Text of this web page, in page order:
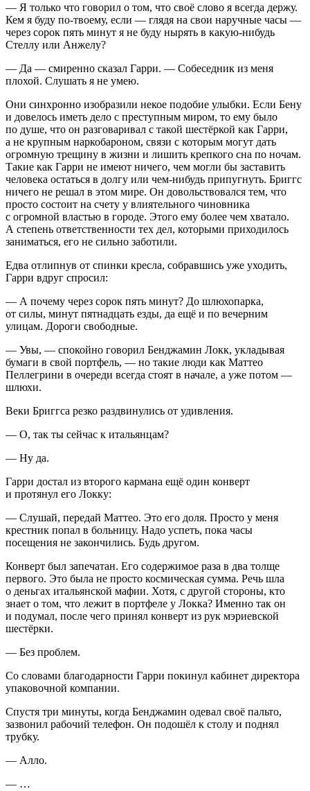
— Я только что говорил о том, что своё слово я всегда держу.
Кем я буду по-твоему, если — глядя на свои наручные часы —
через сорок пять минут я не буду нырять в какую-нибудь
Стеллу или Анжелу?
— Да — смиренно сказал Гарри. — Собеседник из меня
плохой. Слушать я не умею.
Они синхронно изобразили некое подобие улыбки. Если Бену
и довелось иметь дело с преступным миром, то ему было
по душе, что он разговаривал с такой шестёркой как Гарри,
а не крупным наркобароном, связи с которым могут дать
огромную трещину в жизни и лишить крепкого сна по ночам.
Такие как Гарри не имеют ничего, чем могли бы заставить
человека остаться в долгу или чем-нибудь припугнуть. Бриггс
ничего не решал в этом мире. Он довольствовался тем, что
просто состоит на счету у влиятельного чиновника
с огромной властью в городе. Этого ему более чем хватало.
А степень ответственности тех дел, которыми приходилось
заниматься, его не сильно заботили.
Едва отлипнув от спинки кресла, собравшись уже уходить,
Гарри вдруг спросил:
— А почему через сорок пять минут? До шлюхопарка,
от силы, минут пятнадцать езды, да ещё и по вечерним
улицам. Дороги свободные.
— Увы, — спокойно говорил Бенджамин Локк, укладывая
бумаги в свой портфель, — но такие люди как Маттео
Пеллегрини в очереди всегда стоят в начале, а уже потом —
шлюхи.
Веки Бриггса резко раздвинулись от удивления.
— О, так ты сейчас к итальянцам?
— Ну да.
Гарри достал из второго кармана ещё один конверт
и протянул его Локку:
— Слушай, передай Маттео. Это его доля. Просто у меня
крестник попал в больницу. Надо успеть, пока часы
посещения не закончились. Будь другом.
Конверт был запечатан. Его содержимое раза в два толще
первого. Это была не просто космическая сумма. Речь шла
о деньгах итальянской мафии. Хотя, с другой стороны, кто
знает о том, что лежит в портфеле у Локка? Именно так он
и подумал, после чего принял конверт из рук мэриевской
шестёрки.
— Без проблем.
Со словами благодарности Гарри покинул кабинет директора
упаковочной компании.
Спустя три минуты, когда Бенджамин одевал своё пальто,
зазвонил рабочий телефон. Он подошёл к столу и поднял
трубку.
— Алло.
— …